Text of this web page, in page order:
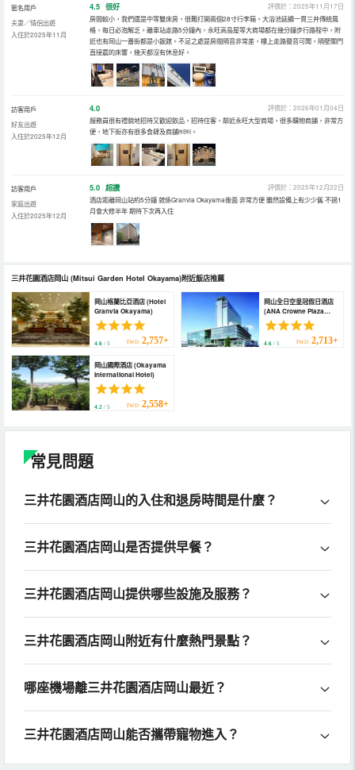
匿名用戶
夫妻／情侶出遊
入住於2025年11月
4.5 很好
評價於：2025年11月17日
房間較小，我們還是中等雙床房，很難打開兩個28寸行李箱。大浴池延續一貫三井傳統風
格，每日必泡解乏。離車站走路5分鐘內，永旺高島屋等大商場都在幾分鐘步行路程中，附
近也有岡山一番街都是小飯館。不足之處是房間隔音非常差，樓上走路聲音可聞，隔壁關門
直接震的床響，幾天都沒有休息好。
訪客用戶
好友出遊
入住於2025年12月
4.0
評價於：2026年01月04日
服務員很有禮貌地招待又歡迎飲品，招待住客，鄰近永旺大型商場，很多購物商舖，非常方
便，地下街亦有很多食肆及商舖￼￼。
訪客用戶
家庭出遊
入住於2025年12月
5.0 超讚
評價於：2025年12月22日
酒店距離岡山站約5分鐘 就係Granvia Okayama後面 非常方便 雖然設備上有少少舊 不過1
月會大修半年 期待下次再入住
三井花園酒店岡山 (Mitsui Garden Hotel Okayama)附近飯店推薦
岡山格蘭比亞酒店 (Hotel
Granvia Okayama)
4.6 / 5 TWD 2,757+
岡山全日空皇冠假日酒店
(ANA Crowne Plaza
OKAYAMA by IHG)
4.6/ 5 TWD 2,713+
岡山國際酒店 (Okayama
International Hotel)
4.2 / 5 TWD 2,558+
常見問題
三井花園酒店岡山的入住和退房時間是什麼？
三井花園酒店岡山是否提供早餐？
三井花園酒店岡山提供哪些設施及服務？
三井花園酒店岡山附近有什麼熱門景點？
哪座機場離三井花園酒店岡山最近？
三井花園酒店岡山能否攜帶寵物進入？